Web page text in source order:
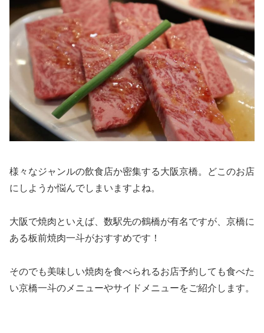
様々なジャンルの飲食店か密集する大阪京橋。どこのお店
にしようか悩んでしまいますよね。
大阪で焼肉といえば、数駅先の鶴橋が有名ですが、京橋に
ある板前焼肉一斗がおすすめです！
そのでも美味しい焼肉を食べられるお店予約しても食べた
い京橋一斗のメニューやサイドメニューをご紹介します。